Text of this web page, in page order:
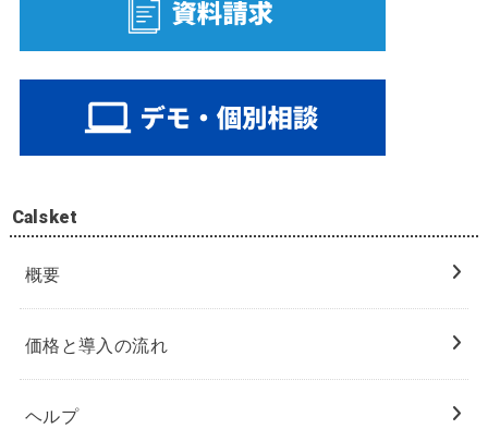
Calsket
概要
価格と導入の流れ
ヘルプ